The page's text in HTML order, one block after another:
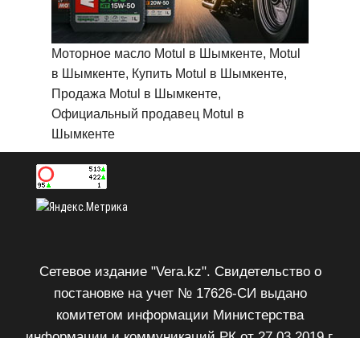
Моторное масло Motul в Шымкенте, Motul
в Шымкенте, Купить Motul в Шымкенте,
Продажа Motul в Шымкенте,
Официальный продавец Motul в
Шымкенте
Сетевое издание "Vera.kz". Свидетельство о
постановке на учет № 17626-СИ выдано
комитетом информации Министерства